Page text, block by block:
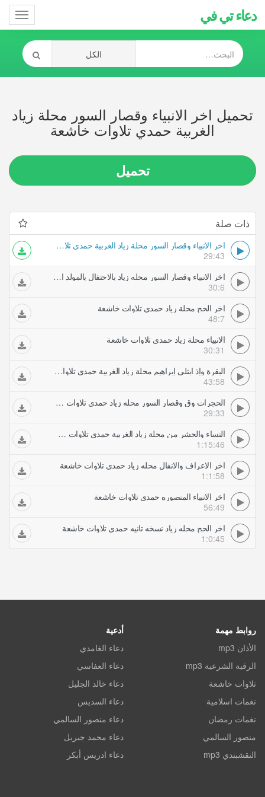
دعاء تي في
تحميل اخر الانبياء وقصار السور محلة زياد
الغربية حمدي تلاوات خاشعة
تحميل
ذات صلة
اخر الانبياء وقصار السور محلة زياد الغربية حمدي تلاوات خاشعة
29:43
اخر الانبياء وقصار السور محله زياد بالاحتفال بالمولد النبوى الشريف حمدي تلاوات خاشعة
30:6
اخر الحج محلة زياد حمدي تلاوات خاشعة
48:7
الانبياء محلة زياد حمدي تلاوات خاشعة
30:31
البقرة وإذ ابتلى إبراهيم محلة زياد الغربية حمدي تلاوات خاشعة
43:58
الحجرات وق وقصار السور محله زياد حمدي تلاوات خاشعة
29:33
النساء والحشر من محلة زياد الغربية حمدي تلاوات خاشعة
1:15:46
اخر الاعراف والانفال محله زياد حمدي تلاوات خاشعة
1:1:58
اخر الانبياء المنصوره حمدي تلاوات خاشعة
56:49
اخر الحج محله زياد نسخه تانيه حمدي تلاوات خاشعة
1:0:45
روابط مهمة
الأذان mp3
الرقية الشرعية mp3
تلاوات خاشعة
نغمات اسلامية
نغمات رمضان
منصور السالمي
النقشبندي mp3
أدعية
دعاء الغامدي
دعاء العفاسي
دعاء خالد الجليل
دعاء السديس
دعاء منصور السالمي
دعاء محمد جبريل
دعاء ادريس أبكر